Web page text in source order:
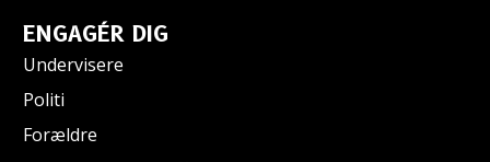
ENGAGÉR DIG
Undervisere
Politi
Forældre